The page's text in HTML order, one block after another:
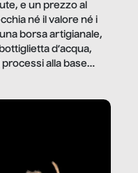
e un prezzo al
né il valore né i
borsa artigianale,
d’acqua,
alla base
la nostra vita